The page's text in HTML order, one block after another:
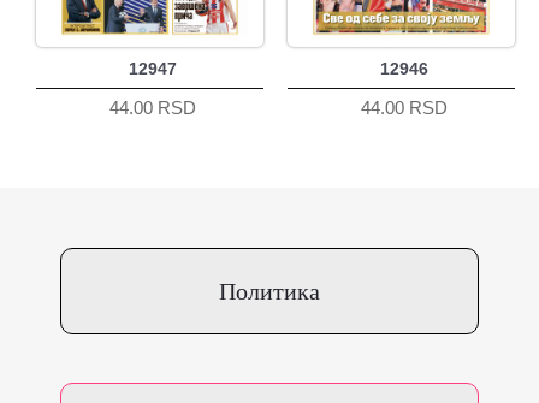
12947
44.00 RSD
12946
44.00 RSD
Политика